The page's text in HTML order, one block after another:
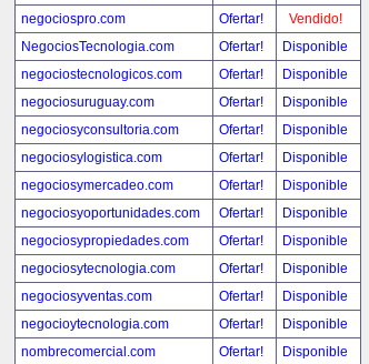
negociospro.com
Ofertar!
Vendido!
NegociosTecnologia.com
Ofertar!
Disponible
negociostecnologicos.com
Ofertar!
Disponible
negociosuruguay.com
Ofertar!
Disponible
negociosyconsultoria.com
Ofertar!
Disponible
negociosylogistica.com
Ofertar!
Disponible
negociosymercadeo.com
Ofertar!
Disponible
negociosyoportunidades.com
Ofertar!
Disponible
negociosypropiedades.com
Ofertar!
Disponible
negociosytecnologia.com
Ofertar!
Disponible
negociosyventas.com
Ofertar!
Disponible
negocioytecnologia.com
Ofertar!
Disponible
nombrecomercial.com
Ofertar! Disponible